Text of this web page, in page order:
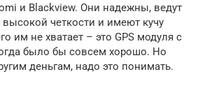
и Blackview. Они надежны, ведут
четкости и имеют кучу
им не хватает – это GPS модуля с
было бы совсем хорошо. Но
деньгам, надо это понимать.